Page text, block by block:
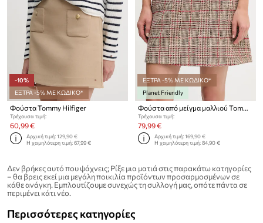
-10%
ΕΞΤΡΑ -5% ΜΕ ΚΩΔΙΚΟ*
Φούστα Tommy Hilfiger
Τρέχουσα τιμή:
60,99 €
Αρχική τιμή:129,90 €
Η χαμηλότερη τιμή:67,99 €
ΕΞΤΡΑ -5% ΜΕ ΚΩΔΙΚΟ*
Planet Friendly
Φούστα από μείγμα μαλλιού Tommy Hilfiger
Τρέχουσα τιμή:
79,99 €
Αρχική τιμή:169,90 €
Η χαμηλότερη τιμή:84,90 €
Δεν βρήκες αυτό που ψάχνεις; Ρίξε μια ματιά στις παρακάτω κατηγορίες
– θα βρεις εκεί μια μεγάλη ποικιλία προϊόντων προσαρμοσμένων σε
κάθε ανάγκη. Εμπλουτίζουμε συνεχώς τη συλλογή μας, οπότε πάντα σε
περιμένει κάτι νέο.
Περισσότερες κατηγορίες